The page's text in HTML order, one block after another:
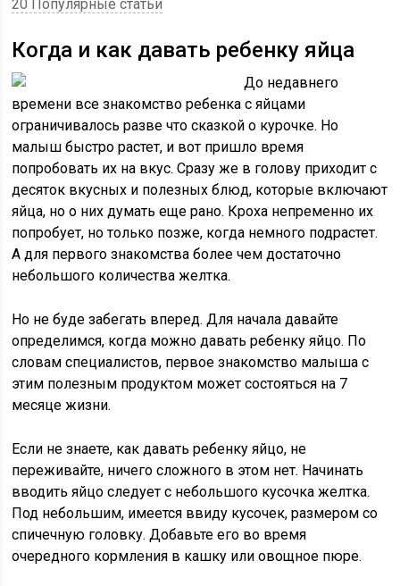
20 Популярные статьи
Когда и как давать ребенку яйца
До недавнего
времени все знакомство ребенка с яйцами
ограничивалось разве что сказкой о курочке. Но
малыш быстро растет, и вот пришло время
попробовать их на вкус. Сразу же в голову приходит с
десяток вкусных и полезных блюд, которые включают
яйца, но о них думать еще рано. Кроха непременно их
попробует, но только позже, когда немного подрастет.
А для первого знакомства более чем достаточно
небольшого количества желтка.
Но не буде забегать вперед. Для начала давайте
определимся, когда можно давать ребенку яйцо. По
словам специалистов, первое знакомство малыша с
этим полезным продуктом может состояться на 7
месяце жизни.
Если не знаете, как давать ребенку яйцо, не
переживайте, ничего сложного в этом нет. Начинать
вводить яйцо следует с небольшого кусочка желтка.
Под небольшим, имеется ввиду кусочек, размером со
спичечную головку. Добавьте его во время
очередного кормления в кашку или овощное пюре.